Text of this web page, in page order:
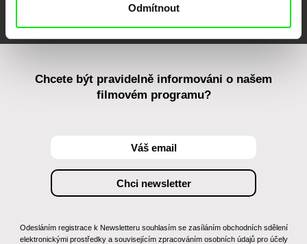
Odmítnout
Chcete být pravidelně informováni o našem
filmovém programu?
Odesláním registrace k Newsletteru souhlasím se zasíláním obchodních sdělení
elektronickými prostředky a souvisejícím zpracováním osobních údajů pro účely